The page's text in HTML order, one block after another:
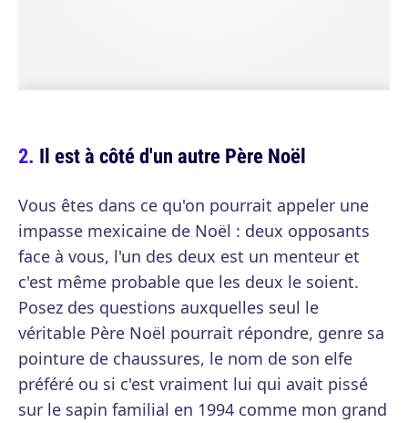
Il est à côté d'un autre Père Noël
Vous êtes dans ce qu'on pourrait appeler une
impasse mexicaine de Noël : deux opposants
face à vous, l'un des deux est un menteur et
c'est même probable que les deux le soient.
Posez des questions auxquelles seul le
véritable Père Noël pourrait répondre, genre sa
pointure de chaussures, le nom de son elfe
préféré ou si c'est vraiment lui qui avait pissé
sur le sapin familial en 1994 comme mon grand